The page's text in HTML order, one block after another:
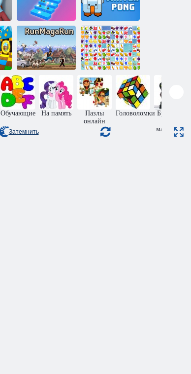
Мяч на
лестнице
Зимний пинг-
понг Гусь
Беги, Мага,
беги
Маджонг
Фрукты
Обучающие На память
Пазлы
онлайн
Головоломки Бродилки
мальчиков
Затемнить